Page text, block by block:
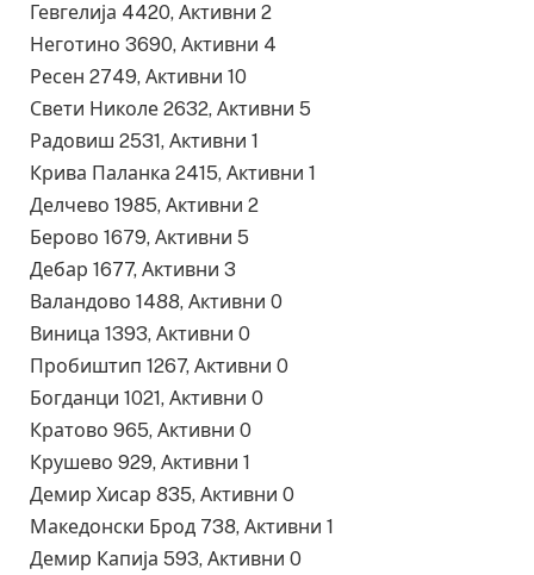
Гевгелија 4420, Активни 2
Неготино 3690, Активни 4
Ресен 2749, Активни 10
Свети Николе 2632, Активни 5
Радовиш 2531, Активни 1
Крива Паланка 2415, Активни 1
Делчево 1985, Активни 2
Берово 1679, Активни 5
Дебар 1677, Активни 3
Валандово 1488, Активни 0
Виница 1393, Активни 0
Пробиштип 1267, Активни 0
Богданци 1021, Активни 0
Кратово 965, Активни 0
Крушево 929, Активни 1
Демир Хисар 835, Активни 0
Македонски Брод 738, Активни 1
Демир Капија 593, Активни 0